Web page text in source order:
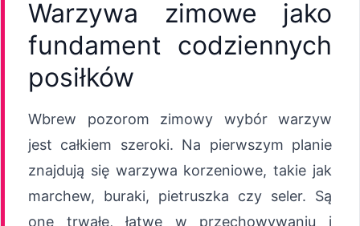
Warzywa zimowe jako
fundament codziennych
posiłków
Wbrew pozorom zimowy wybór warzyw
jest całkiem szeroki. Na pierwszym planie
znajdują się warzywa korzeniowe, takie jak
marchew, buraki, pietruszka czy seler. Są
one trwałe, łatwe w przechowywaniu i